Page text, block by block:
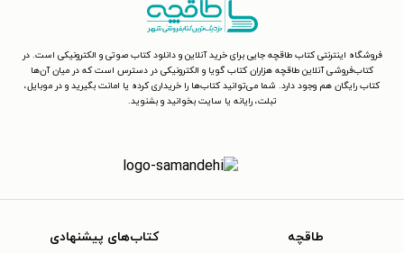
فروشگاه اینترنتی کتاب طاقچه جایی برای خرید آنلاین و دانلود کتاب صوتی و الکترونیکی است. در
کتاب‌فروشی آنلاین طاقچه هزاران کتاب گویا و الکترونیکی در دسترس است که در میان آن‌ها
کتاب رایگان هم وجود دارد. شما می‌توانید کتاب‌ها را خریداری کرده یا امانت بگیرید و در موبایل،
تبلت، رایانه یا سایت بخوانید و بشنوید.
طاقچه کتاب‌های پیشنهادی